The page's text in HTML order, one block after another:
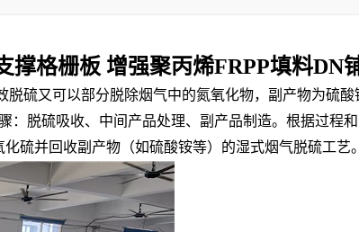
撑格栅板 增强聚丙烯FRPP填料DN
又可以部分脱除烟气中的氮氧化物，副产物为硫酸
脱硫吸收、中间产品处理、副产品制造。根据过程
硫并回收副产物（如硫酸铵等）的湿式烟气脱硫工艺